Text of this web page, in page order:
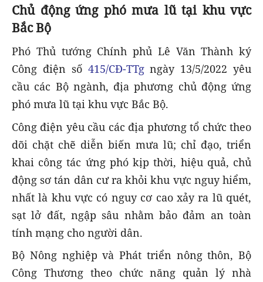
Chủ động ứng phó mưa lũ tại khu vực
Bắc Bộ
Phó Thủ tướng Chính phủ Lê Văn Thành ký
Công điện số 415/CĐ-TTgngày 13/5/2022 yêu
cầu các Bộ ngành, địa phương chủ động ứng
phó mưa lũ tại khu vực Bắc Bộ.
Công điện yêu cầu các địa phương tổ chức theo
dõi chặt chẽ diễn biến mưa lũ; chỉ đạo, triển
khai công tác ứng phó kịp thời, hiệu quả, chủ
động sơ tán dân cư ra khỏi khu vực nguy hiểm,
nhất là khu vực có nguy cơ cao xảy ra lũ quét,
sạt lở đất, ngập sâu nhằm bảo đảm an toàn
tính mạng cho người dân.
Bộ Nông nghiệp và Phát triển nông thôn, Bộ
Công Thương theo chức năng quản lý nhà